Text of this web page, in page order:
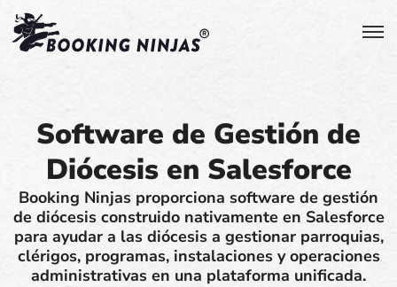
Software de Gestión de
Diócesis en Salesforce
Booking Ninjas proporciona software de gestión
de diócesis construido nativamente en Salesforce
para ayudar a las diócesis a gestionar parroquias,
clérigos, programas, instalaciones y operaciones
administrativas en una plataforma unificada.